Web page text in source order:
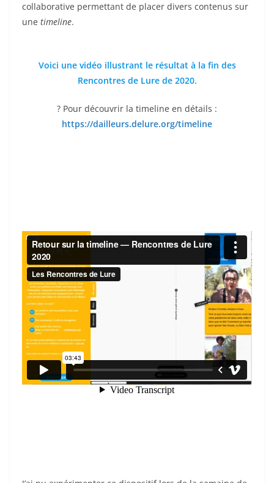
collaborative permettant de placer divers contenus sur
une timeline.
Voici une vidéo illustrant le résultat à la fin des
Rencontres de Lure de 2020.
? Pour découvrir la timeline en détails :
https://dailleurs.delure.org/timeline